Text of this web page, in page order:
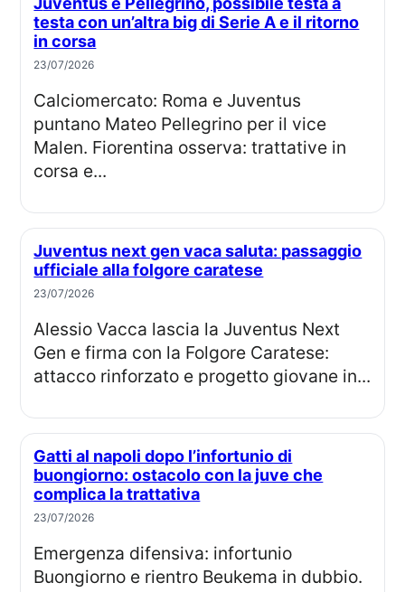
testa con un’altra big di Serie A e il ritorno
in corsa
23/07/2026
Calciomercato: Roma e Juventus
puntano Mateo Pellegrino per il vice
Malen. Fiorentina osserva: trattative in
corsa e...
Juventus next gen vaca saluta: passaggio
ufficiale alla folgore caratese
23/07/2026
Alessio Vacca lascia la Juventus Next
Gen e firma con la Folgore Caratese:
attacco rinforzato e progetto giovane in...
Gatti al napoli dopo l’infortunio di
buongiorno: ostacolo con la juve che
complica la trattativa
23/07/2026
Emergenza difensiva: infortunio
Buongiorno e rientro Beukema in dubbio.